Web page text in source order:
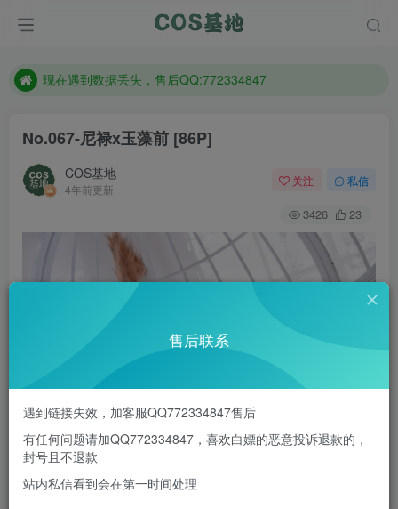
防失联：百度搜索《趣画刊》，实时查看最新站点。
售后QQ:772334847
No.067-尼禄x玉藻前 [86P]
COS基地
4年前更新
关注 私信
3426 23
售后联系
遇到链接失效，加客服QQ772334847售后
有任何问题请加QQ772334847，喜欢白嫖的恶意投诉退款的，
封号且不退款
站内私信看到会在第一时间处理